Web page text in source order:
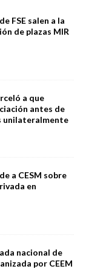
FSE salen a la
de plazas MIR
a que
antes de
unilateralmente
a CESM sobre
en
nacional de
por CEEM